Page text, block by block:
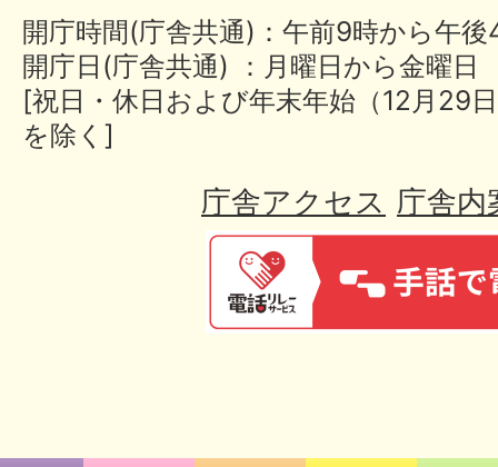
開庁時間(庁舎共通)：午前9時から午
開庁日(庁舎共通) ：月曜日から金曜日
[祝日・休日および年末年始（12月29
を除く]
庁舎アクセス 庁舎内